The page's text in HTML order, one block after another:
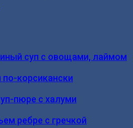
суп с овощами, лаймом
корсикански
пюре с халуми
ребре с гречкой